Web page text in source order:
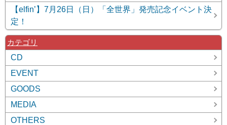
【elfin’】7月26日（日）「全世界」発売記念イベント決
定！
カテゴリ
CD
EVENT
GOODS
MEDIA
OTHERS